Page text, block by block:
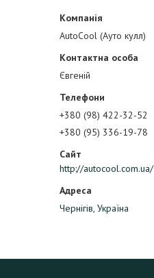
AutoCool (Ауто кулл)
Євгеній
+380 (98) 422-32-52
+380 (95) 336-19-78
http://autocool.com.ua/
Чернігів, Україна